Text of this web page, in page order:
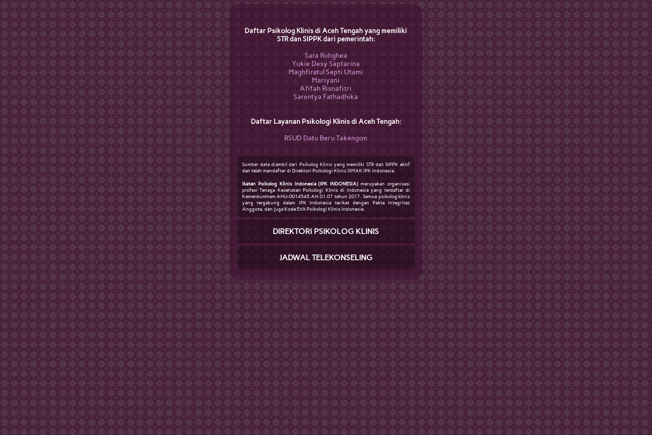
Daftar Psikolog Klinis di Aceh Tengah yang memiliki
STR dan SIPPK dari pemerintah:
Sara Ruhghea
Yukie Desy Saptarina
Maghfiratul Septi Utami
Mariyani
Afifah Risnafitri
Sarentya Fathadhika
Daftar Layanan Psikologi Klinis di Aceh Tengah:
RSUD Datu Beru Takengon
Sumber data diambil dari Psikolog Klinis yang memiliki STR dan SIPPK aktif
dan telah mendaftar di Direktori Psikologi Klinis SIMAK IPK Indonesia.
Ikatan Psikolog Klinis Indonesia (IPK INDONESIA)merupakan organisasi
profesi Tenaga Kesehatan Psikologi Klinis di Indonesia yang terdaftar di
Kemenkumham AHU-0014545.AH.01.07 tahun 2017. Semua psikolog klinis
yang tergabung dalam IPK Indonesia terikat dengan Pakta Integritas
Anggota, dan juga Kode Etik Psikologi Klinis Indonesia.
DIREKTORI PSIKOLOG KLINIS
JADWAL TELEKONSELING